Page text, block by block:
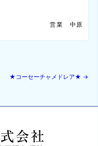
営業 中原
★コーセーチャメドレア★ →